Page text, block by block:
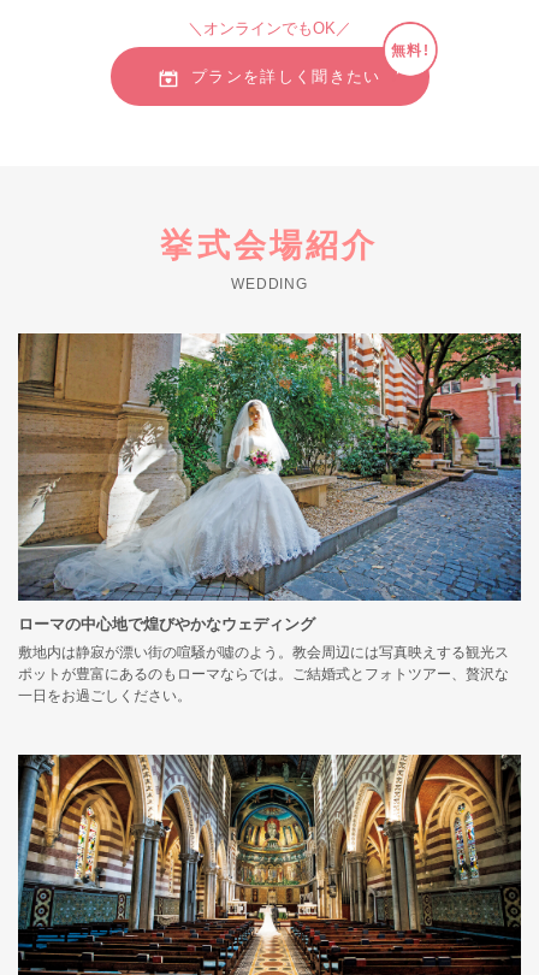
＼オンラインでもOK／
プランを詳しく聞きたい
無料!
挙式会場紹介
WEDDING
ローマの中心地で煌びやかなウェディング
敷地内は静寂が漂い街の喧騒が噓のよう。教会周辺には写真映えする観光ス
ポットが豊富にあるのもローマならでは。ご結婚式とフォトツアー、贅沢な
一日をお過ごしください。